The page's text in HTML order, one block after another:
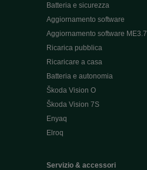
Batteria e sicurezza
Aggiornamento software
Aggiornamento software ME3.7
Ricarica pubblica
Ricaricare a casa
Batteria e autonomia
Škoda Vision O
Škoda Vision 7S
Enyaq
Elroq
Servizio & accessori